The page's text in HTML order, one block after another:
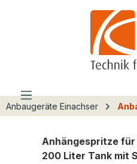
Anbaugeräte Einachser
Anhängespritze für
200 Liter Tank mit